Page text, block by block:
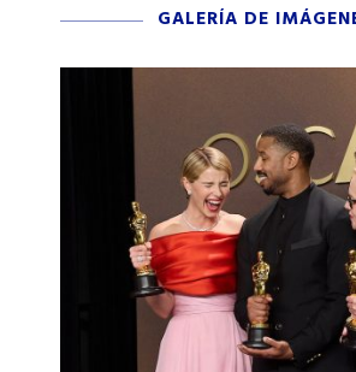
GALERÍA DE